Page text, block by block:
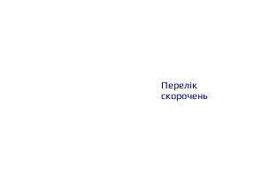
Перелік
скорочень